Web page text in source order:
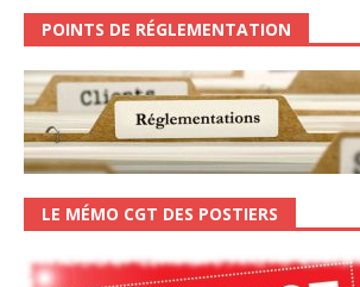
POINTS DE RÉGLEMENTATION
LE MÉMO CGT DES POSTIERS